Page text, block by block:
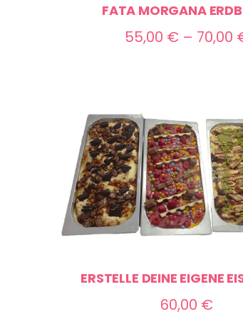
FATA MORGANA
55,00 € – 70,00
ERSTELLE DEINE EIGENE
60,00 €